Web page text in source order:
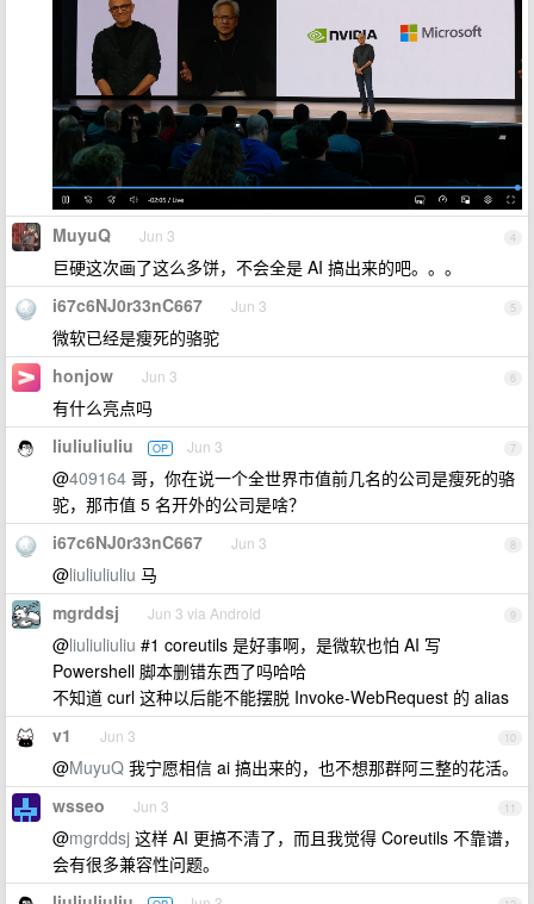
4
MuyuQ Jun 3
巨硬这次画了这么多饼，不会全是 AI 搞出来的吧。。。
5
i67c6NJ0r33nC667 Jun 3
微软已经是瘦死的骆驼
6
honjow Jun 3
有什么亮点吗
7
liuliuliuliu OP Jun 3
@409164 哥，你在说一个全世界市值前几名的公司是瘦死的骆
驼，那市值 5 名开外的公司是啥？
8
i67c6NJ0r33nC667 Jun 3
@liuliuliuliu 马
9
mgrddsj Jun 3 via Android
@liuliuliuliu #1 coreutils 是好事啊，是微软也怕 AI 写
Powershell 脚本删错东西了吗哈哈
不知道 curl 这种以后能不能摆脱 Invoke-WebRequest 的 alias
10
v1 Jun 3
@MuyuQ 我宁愿相信 ai 搞出来的，也不想那群阿三整的花活。
11
wsseo Jun 3
@mgrddsj 这样 AI 更搞不清了，而且我觉得 Coreutils 不靠谱，
会有很多兼容性问题。